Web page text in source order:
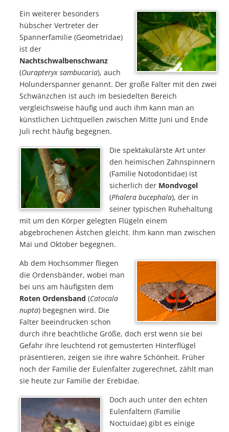
Ein weiterer besonders
hübscher Vertreter der
Spannerfamilie (Geometridae)
ist der
Nachtschwalbenschwanz
(Ourapteryx sambucaria), auch
Holunderspanner genannt. Der große Falter mit den zwei
Schwänzchen ist auch im besiedelten Bereich
vergleichsweise häufig und auch ihm kann man an
künstlichen Lichtquellen zwischen Mitte Juni und Ende
Juli recht häufig begegnen.
Die spektakulärste Art unter
den heimischen Zahnspinnern
(Familie Notodontidae) ist
sicherlich der Mondvogel
(Phalera bucephala), der in
seiner typischen Ruhehaltung
mit um den Körper gelegten Flügeln einem
abgebrochenen Ästchen gleicht. Ihm kann man zwischen
Mai und Oktober begegnen.
Ab dem Hochsommer fliegen
die Ordensbänder, wobei man
bei uns am häufigsten dem
Roten Ordensband (Catocala
nupta) begegnen wird. Die
Falter beeindrucken schon
durch ihre beachtliche Größe, doch erst wenn sie bei
Gefahr ihre leuchtend rot gemusterten Hinterflügel
präsentieren, zeigen sie ihre wahre Schönheit. Früher
noch der Familie der Eulenfalter zugerechnet, zählt man
sie heute zur Familie der Erebidae.
Doch auch unter den echten
Eulenfaltern (Familie
Noctuidae) gibt es einige